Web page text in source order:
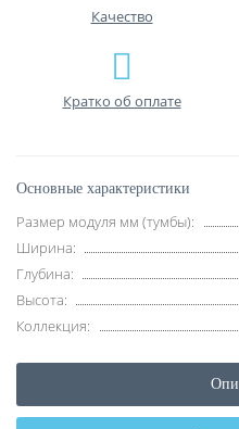
Качество
Кратко об оплате
Основные характеристики
Размер модуля мм (тумбы):
Ширина:
Глубина:
Высота:
Коллекция: